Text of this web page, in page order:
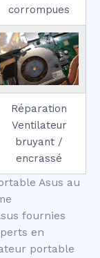
corrompues
Réparation
Ventilateur
bruyant /
encrassé
Asus au
fournies
en
portable